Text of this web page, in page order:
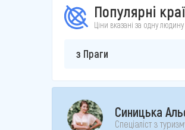
Популярні
Ціни вказані за одну людину
з Праги
Синицька
Спеціаліст з